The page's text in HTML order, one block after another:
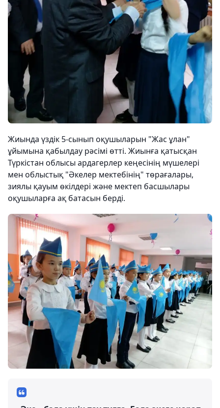
Жиында үздік 5-сынып оқушыларын "Жас ұлан"
ұйымына қабылдау рәсімі өтті. Жиынға қатысқан
Түркістан облысы ардагерлер кеңесінің мүшелері
мен облыстық "Әкелер мектебінің" төрағалары,
зиялы қауым өкілдері және мектеп басшылары
оқушыларға ақ батасын берді.